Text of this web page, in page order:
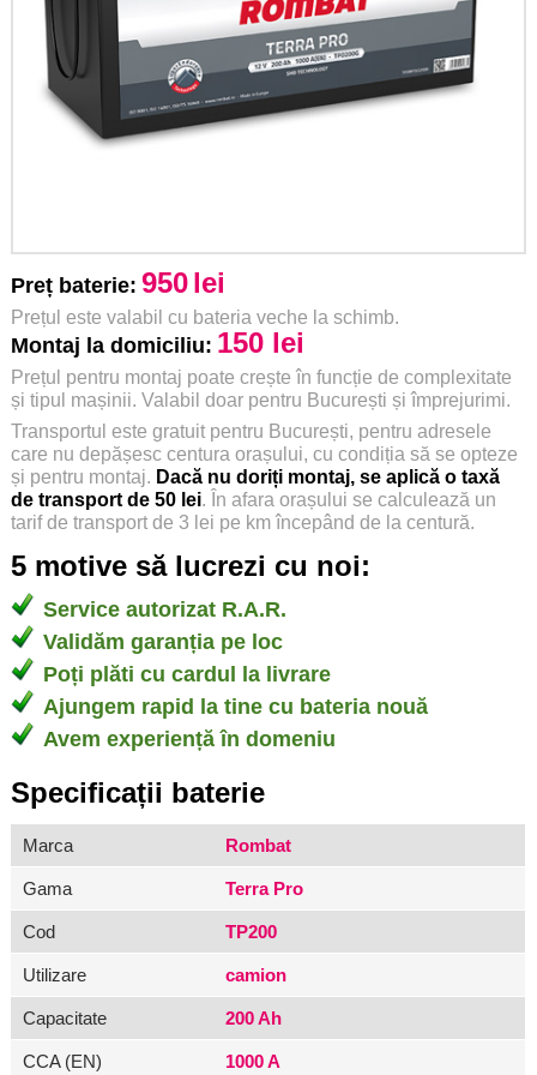
Preț baterie: 950lei
Prețul este valabil cu bateria veche la schimb.
Montaj la domiciliu: 150 lei
Prețul pentru montaj poate crește în funcție de complexitate
și tipul mașinii. Valabil doar pentru București și împrejurimi.
Transportul este gratuit pentru București, pentru adresele
care nu depășesc centura orașului, cu condiția să se opteze
și pentru montaj. Dacă nu doriți montaj, se aplică o taxă
de transport de 50 lei. În afara orașului se calculează un
tarif de transport de 3 lei pe km începând de la centură.
5 motive să lucrezi cu noi:
Service autorizat R.A.R.
Validăm garanția pe loc
Poți plăti cu cardul la livrare
Ajungem rapid la tine cu bateria nouă
Avem experiență în domeniu
Specificații baterie
Marca Rombat
Gama Terra Pro
Cod TP200
Utilizare camion
Capacitate 200 Ah
CCA (EN) 1000 A